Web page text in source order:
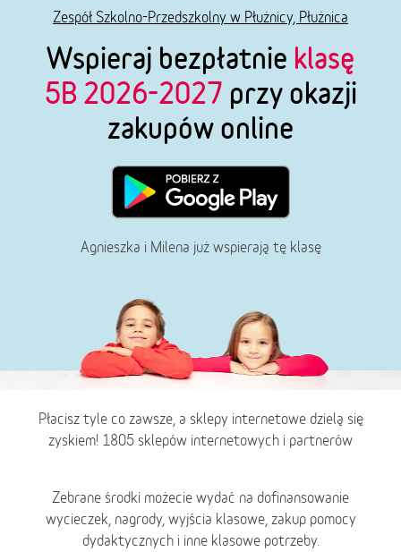
Zespół Szkolno-Przedszkolny w Płużnicy, Płużnica
Wspieraj bezpłatnie klasę
5B 2026-2027 przy okazji
zakupów online
Agnieszka i Milena już wspierają tę klasę
Płacisz tyle co zawsze, a sklepy internetowe dzielą się
zyskiem! 1805 sklepów internetowych i partnerów
Zebrane środki możecie wydać na dofinansowanie
wycieczek, nagrody, wyjścia klasowe, zakup pomocy
dydaktycznych i inne klasowe potrzeby.